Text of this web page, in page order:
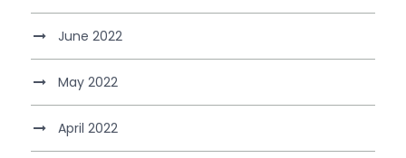
June 2022
May 2022
April 2022